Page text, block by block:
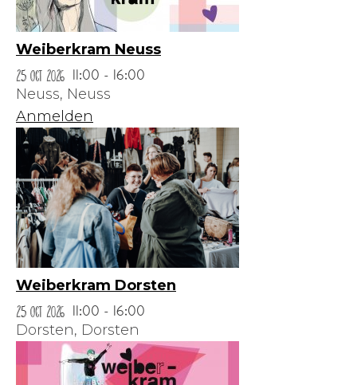
Weiberkram Neuss
25 Oct 2026
11:00 - 16:00
Neuss, Neuss
Anmelden
Weiberkram Dorsten
25 Oct 2026
11:00 - 16:00
Dorsten, Dorsten